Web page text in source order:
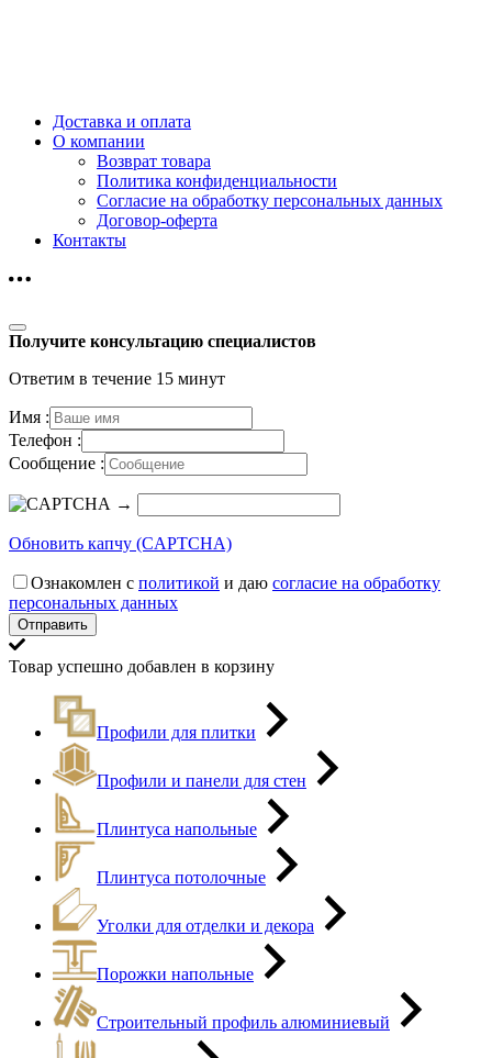
Доставка и оплата
О компании
Возврат товара
Политика конфиденциальности
Согласие на обработку персональных данных
Договор-оферта
Контакты
Получите консультацию специалистов
Ответим в течение 15 минут
Имя :
Телефон :
Сообщение :
→
Обновить капчу (CAPTCHA)
Ознакомлен с политикой и даю согласие на обработку
персональных данных
Товар успешно добавлен в корзину
Профили для плитки
Профили и панели для стен
Плинтуса напольные
Плинтуса потолочные
Уголки для отделки и декора
Порожки напольные
Строительный профиль алюминиевый